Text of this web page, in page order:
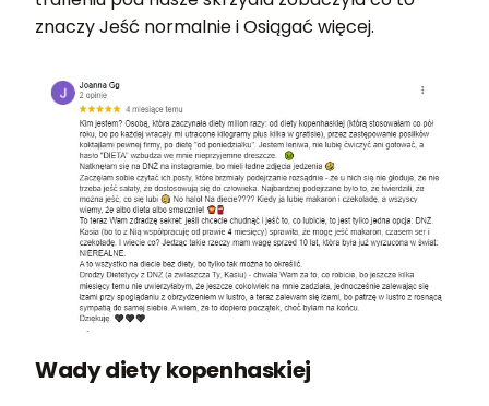
znaczy Jeść normalnie i Osiągać więcej.
Wady diety kopenhaskiej